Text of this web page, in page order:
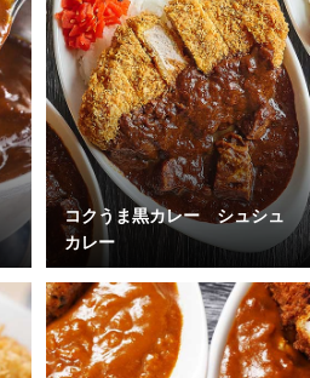
コクうま黒カレー シュシュ
カレー